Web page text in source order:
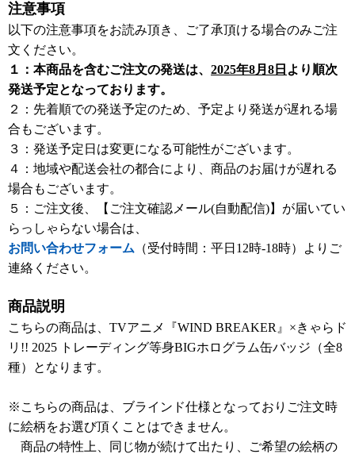
注意事項
以下の注意事項をお読み頂き、ご了承頂ける場合のみご注
文ください。
１：本商品を含むご注文の発送は、 2025年8月8日 より順次
発送予定となっております。
２：先着順での発送予定のため、予定より発送が遅れる場
合もございます。
３：発送予定日は変更になる可能性がございます。
４：地域や配送会社の都合により、商品のお届けが遅れる
場合もございます。
５：ご注文後、【ご注文確認メール(自動配信)】が届いてい
らっしゃらない場合は、
お問い合わせフォーム （受付時間：平日12時-18時）よりご
連絡ください。
商品説明
こちらの商品は、TVアニメ『WIND BREAKER』×きゃらド
リ!! 2025 トレーディング等身BIGホログラム缶バッジ（全8
種）となります。
※こちらの商品は、ブラインド仕様となっておりご注文時
に絵柄をお選び頂くことはできません。
商品の特性上、同じ物が続けて出たり、ご希望の絵柄の